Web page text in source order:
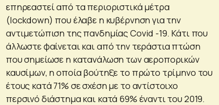
επηρεαστεί από τα περιοριστικά μέτρα
(lockdown) που έλαβε η κυβέρνηση για την
αντιμετώπιση της πανδημίας Covid -19. Κάτι που
άλλωστε φαίνεται και από την τεράστια πτώση
που σημείωσε η κατανάλωση των αεροπορικών
καυσίμων, η οποία βούτηξε το πρώτο τρίμηνο του
έτους κατά 71% σε σχέση με το αντίστοιχο
περσινό διάστημα και κατά 69% έναντι του 2019.